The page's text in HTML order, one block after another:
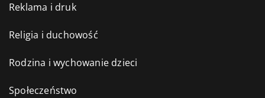
Reklama i druk
Religia i duchowość
Rodzina i wychowanie dzieci
Społeczeństwo